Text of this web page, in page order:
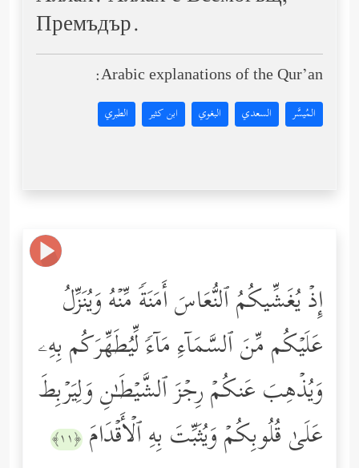
Премъдър.
Arabic explanations of the Qur’an:
المُيسَّر السعدي البغوي ابن كثير الطبري
إِذۡ یُغَشِّیكُمُ ٱلنُّعَاسَ أَمَنَةࣰ مِّنۡهُ وَیُنَزِّلُ
عَلَیۡكُم مِّنَ ٱلسَّمَاۤءِ مَاۤءࣰ لِّیُطَهِّرَكُم بِهِۦ
وَیُذۡهِبَ عَنكُمۡ رِجۡزَ ٱلشَّیۡطَـٰنِ وَلِیَرۡبِطَ
عَلَىٰ قُلُوبِكُمۡ وَیُثَبِّتَ بِهِ ٱلۡأَقۡدَامَ ﴿١١﴾